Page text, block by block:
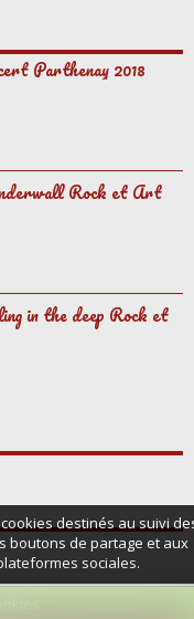
Parthenay 2018
Rock et Art
in the deep Rock et
destinés au suivi
boutons de partage et aux
sociales.